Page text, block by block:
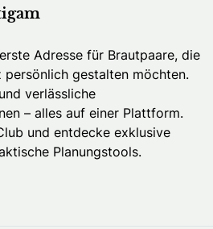
Adresse für Brautpaare, die
gestalten möchten.
verlässliche
– alles auf einer Plattform.
und entdecke exklusive
Planungstools.